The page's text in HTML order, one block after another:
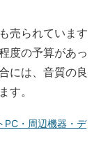
売られています
度の予算があっ
には、音質の良
す。
PC・周辺機器・デ